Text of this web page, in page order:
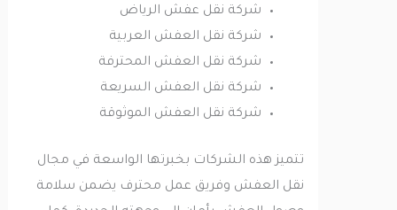
شركة نقل عفش الرياض
شركة نقل العفش العربية
شركة نقل العفش المحترفة
شركة نقل العفش السريعة
شركة نقل العفش الموثوقة
تتميز هذه الشركات بخبرتها الواسعة في مجال
نقل العفش وفريق عمل محترف يضمن سلامة